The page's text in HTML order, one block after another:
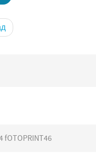
fOTOPRINT46